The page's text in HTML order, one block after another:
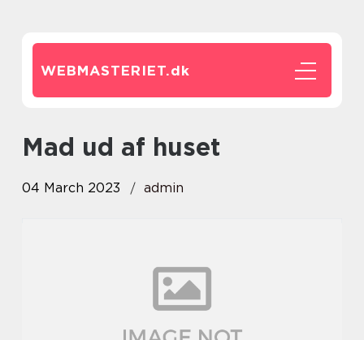
WEBMASTERIET.dk
mad ud af huset
04 March 2023 admin